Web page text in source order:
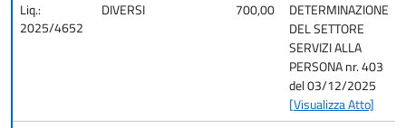
Liq.:
2025/4652
DIVERSI 700,00
DETERMINAZIONE
DEL SETTORE
SERVIZI ALLA
PERSONA nr. 403
del 03/12/2025
[Visualizza Atto]